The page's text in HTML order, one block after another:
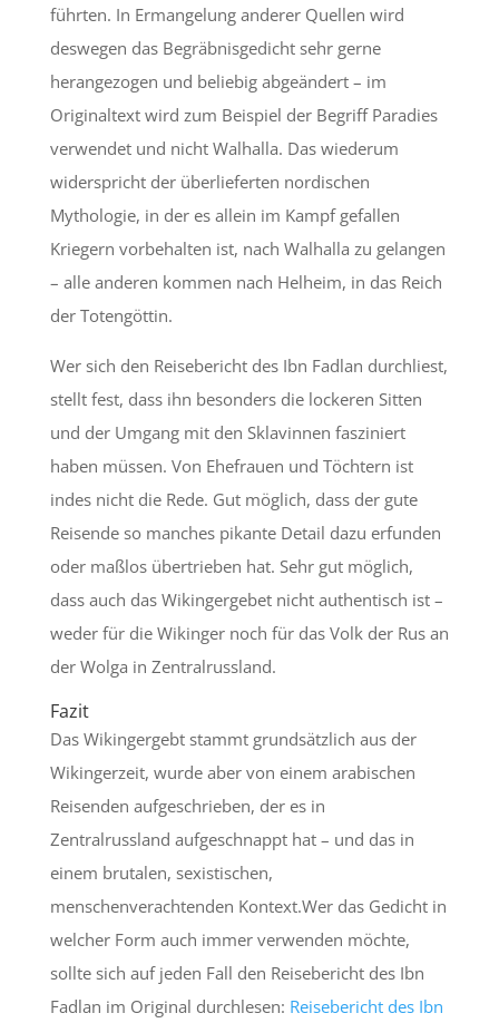
führten. In Ermangelung anderer Quellen wird
deswegen das Begräbnisgedicht sehr gerne
herangezogen und beliebig abgeändert – im
Originaltext wird zum Beispiel der Begriff Paradies
verwendet und nicht Walhalla. Das wiederum
widerspricht der überlieferten nordischen
Mythologie, in der es allein im Kampf gefallen
Kriegern vorbehalten ist, nach Walhalla zu gelangen
– alle anderen kommen nach Helheim, in das Reich
der Totengöttin.
Wer sich den Reisebericht des Ibn Fadlan durchliest,
stellt fest, dass ihn besonders die lockeren Sitten
und der Umgang mit den Sklavinnen fasziniert
haben müssen. Von Ehefrauen und Töchtern ist
indes nicht die Rede. Gut möglich, dass der gute
Reisende so manches pikante Detail dazu erfunden
oder maßlos übertrieben hat. Sehr gut möglich,
dass auch das Wikingergebet nicht authentisch ist –
weder für die Wikinger noch für das Volk der Rus an
der Wolga in Zentralrussland.
Fazit
Das Wikingergebt stammt grundsätzlich aus der
Wikingerzeit, wurde aber von einem arabischen
Reisenden aufgeschrieben, der es in
Zentralrussland aufgeschnappt hat – und das in
einem brutalen, sexistischen,
menschenverachtenden Kontext.Wer das Gedicht in
welcher Form auch immer verwenden möchte,
sollte sich auf jeden Fall den Reisebericht des Ibn
Fadlan im Original durchlesen: Reisebericht des Ibn